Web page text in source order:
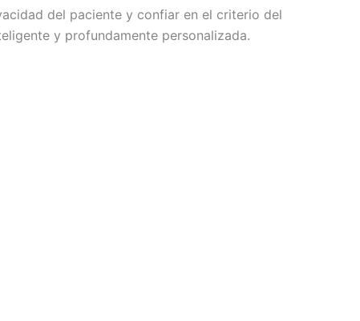
del paciente y confiar en el criterio del
y profundamente personalizada.